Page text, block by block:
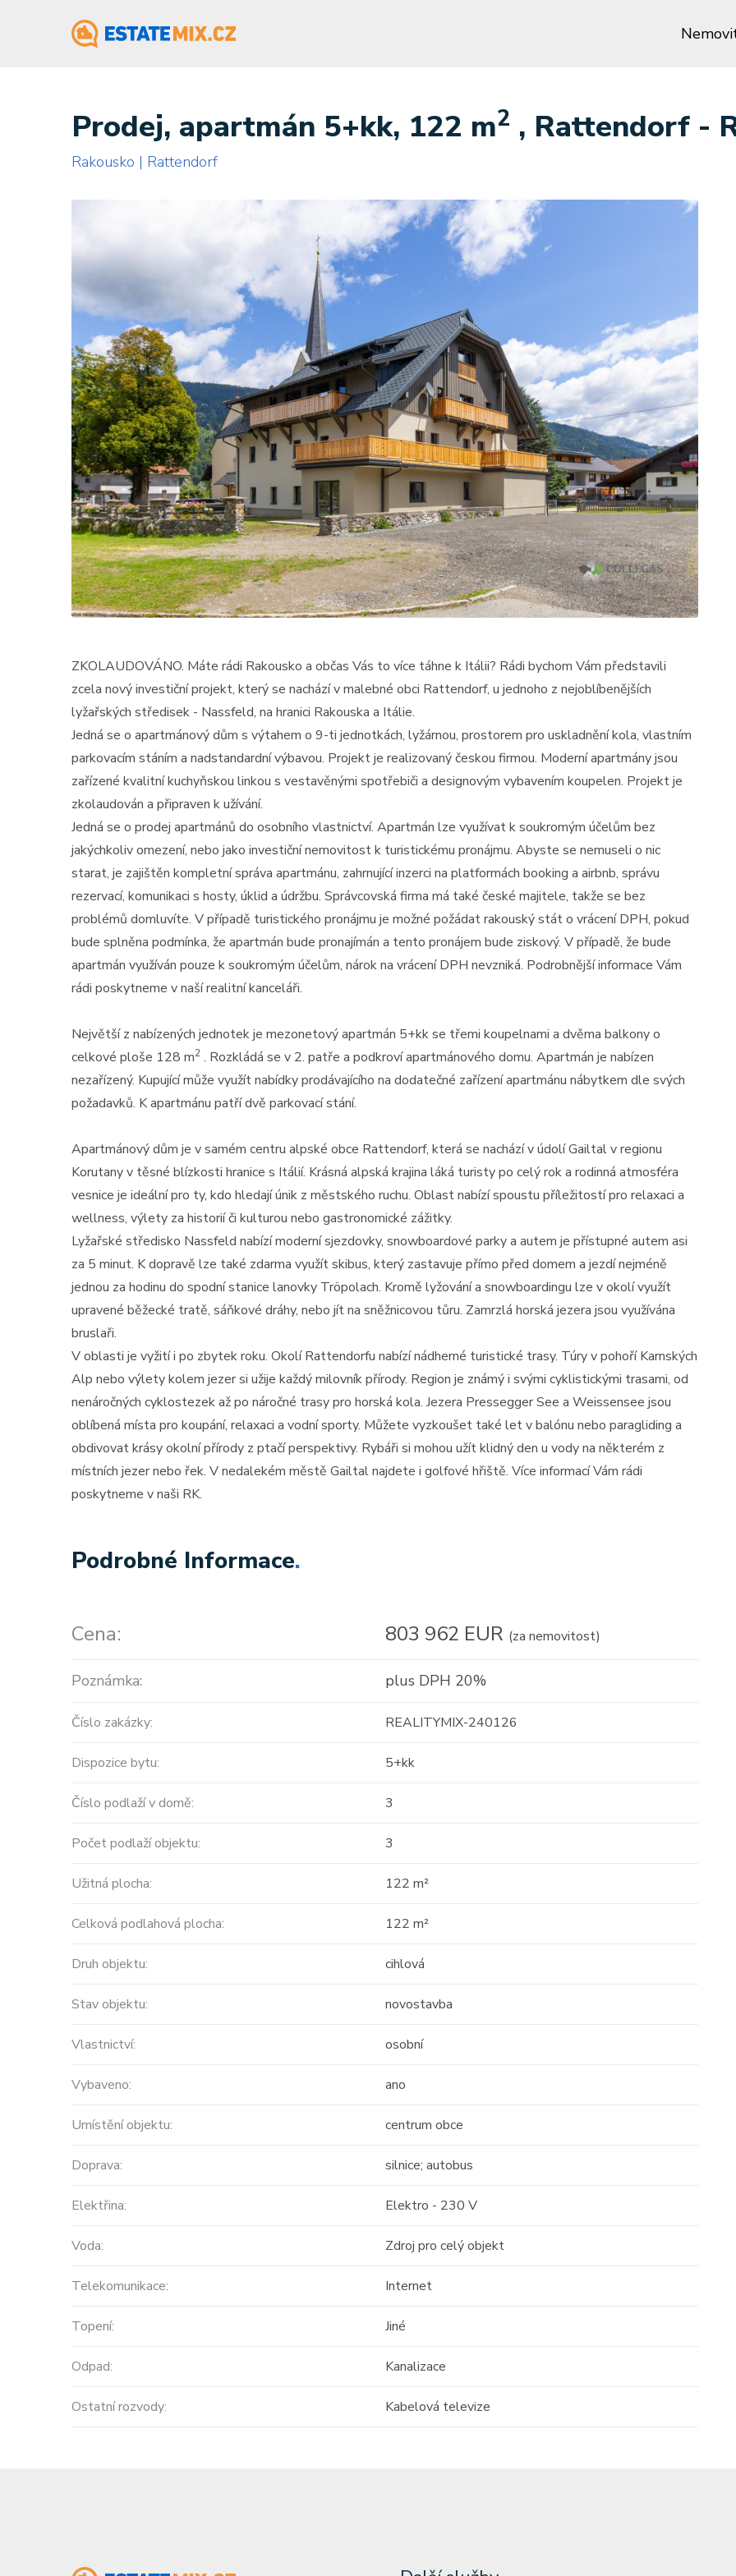
Prodej, apartmán 5+kk, 122 m2 , Rattendorf -
Rakousko | Rattendorf
ZKOLAUDOVÁNO. Máte rádi Rakousko a občas Vás to více táhne k Itálii? Rádi bychom Vám představili
zcela nový investiční projekt, který se nachází v malebné obci Rattendorf, u jednoho z nejoblíbenějších
lyžařských středisek - Nassfeld, na hranici Rakouska a Itálie.
Jedná se o apartmánový dům s výtahem o 9-ti jednotkách, lyžárnou, prostorem pro uskladnění kola, vlastním
parkovacím stáním a nadstandardní výbavou. Projekt je realizovaný českou firmou. Moderní apartmány jsou
zařízené kvalitní kuchyňskou linkou s vestavěnými spotřebiči a designovým vybavením koupelen. Projekt je
zkolaudován a připraven k užívání.
Jedná se o prodej apartmánů do osobního vlastnictví. Apartmán lze využívat k soukromým účelům bez
jakýchkoliv omezení, nebo jako investiční nemovitost k turistickému pronájmu. Abyste se nemuseli o nic
starat, je zajištěn kompletní správa apartmánu, zahrnující inzerci na platformách booking a airbnb, správu
rezervací, komunikaci s hosty, úklid a údržbu. Správcovská firma má také české majitele, takže se bez
problémů domluvíte. V případě turistického pronájmu je možné požádat rakouský stát o vrácení DPH, pokud
bude splněna podmínka, že apartmán bude pronajímán a tento pronájem bude ziskový. V případě, že bude
apartmán využíván pouze k soukromým účelům, nárok na vrácení DPH nevzniká. Podrobnější informace Vám
rádi poskytneme v naší realitní kanceláři.
Největší z nabízených jednotek je mezonetový apartmán 5+kk se třemi koupelnami a dvěma balkony o
celkové ploše 128 m2 . Rozkládá se v 2. patře a podkroví apartmánového domu. Apartmán je nabízen
nezařízený. Kupující může využít nabídky prodávajícího na dodatečné zařízení apartmánu nábytkem dle svých
požadavků. K apartmánu patří dvě parkovací stání.
Apartmánový dům je v samém centru alpské obce Rattendorf, která se nachází v údolí Gailtal v regionu
Korutany v těsné blízkosti hranice s Itálií. Krásná alpská krajina láká turisty po celý rok a rodinná atmosféra
vesnice je ideální pro ty, kdo hledají únik z městského ruchu. Oblast nabízí spoustu příležitostí pro relaxaci a
wellness, výlety za historií či kulturou nebo gastronomické zážitky.
Lyžařské středisko Nassfeld nabízí moderní sjezdovky, snowboardové parky a autem je přístupné autem asi
za 5 minut. K dopravě lze také zdarma využít skibus, který zastavuje přímo před domem a jezdí nejméně
jednou za hodinu do spodní stanice lanovky Tröpolach. Kromě lyžování a snowboardingu lze v okolí využít
upravené běžecké tratě, sáňkové dráhy, nebo jít na sněžnicovou tůru. Zamrzlá horská jezera jsou využívána
bruslaři.
V oblasti je vyžití i po zbytek roku. Okolí Rattendorfu nabízí nádherné turistické trasy. Túry v pohoří Karnských
Alp nebo výlety kolem jezer si užije každý milovník přírody. Region je známý i svými cyklistickými trasami, od
nenáročných cyklostezek až po náročné trasy pro horská kola. Jezera Pressegger See a Weissensee jsou
oblíbená místa pro koupání, relaxaci a vodní sporty. Můžete vyzkoušet také let v balónu nebo paragliding a
obdivovat krásy okolní přírody z ptačí perspektivy. Rybáři si mohou užít klidný den u vody na některém z
místních jezer nebo řek. V nedalekém městě Gailtal najdete i golfové hřiště. Více informací Vám rádi
poskytneme v naši RK.
Podrobné Informace.
Cena: 803 962 EUR (za nemovitost)
Poznámka: plus DPH 20%
Číslo zakázky: REALITYMIX-240126
Dispozice bytu: 5+kk
Číslo podlaží v domě: 3
Počet podlaží objektu: 3
Užitná plocha: 122 m²
Celková podlahová plocha: 122 m²
Druh objektu: cihlová
Stav objektu: novostavba
Vlastnictví: osobní
Vybaveno: ano
Umístění objektu: centrum obce
Doprava: silnice; autobus
Elektřina: Elektro - 230 V
Voda: Zdroj pro celý objekt
Telekomunikace: Internet
Topení: Jiné
Odpad: Kanalizace
Ostatní rozvody: Kabelová televize
střecha ...
Prodej
Střešní apartmán s